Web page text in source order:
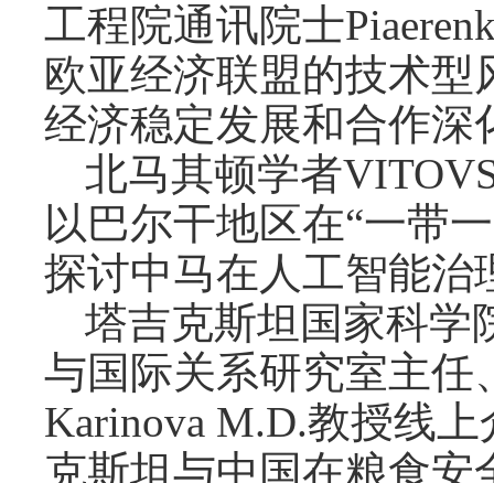
工程院通讯院士
欧亚经济联盟的技术
经济稳定发展和合作深
北马其顿学者
以巴尔干地区在“一带
探讨中马在人工智能治
塔吉克斯坦国家科学
与国际关系研究室主任
Karinova M.D.教授线
克斯坦与中国在粮食